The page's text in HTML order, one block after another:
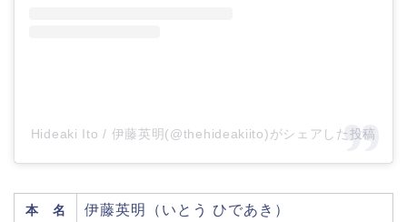
Hideaki Ito / 伊藤英明(@thehideakiito)がシェアした投稿
本 名 伊藤英明（いとう ひであき）